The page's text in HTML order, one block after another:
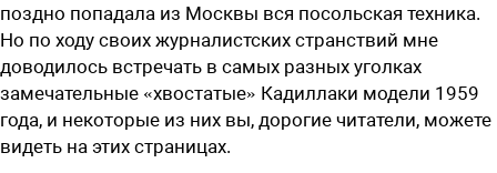
поздно попадала из Москвы вся посольская техника.
Но по ходу своих журналистских странствий мне
доводилось встречать в самых разных уголках
замечательные «хвостатые» Кадиллаки модели 1959
года, и некоторые из них вы, дорогие читатели, можете
видеть на этих страницах.